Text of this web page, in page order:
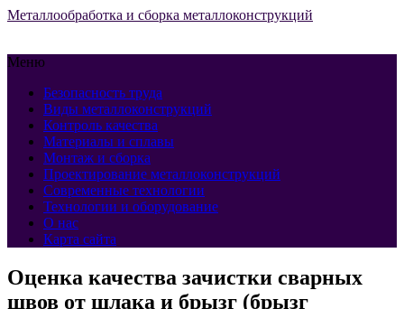
Металлообработка и сборка металлоконструкций
Меню
Безопасность труда
Виды металлоконструкций
Контроль качества
Материалы и сплавы
Монтаж и сборка
Проектирование металлоконструкций
Современные технологии
Технологии и оборудование
О нас
Карта сайта
Оценка качества зачистки сварных
швов от шлака и брызг (брызг